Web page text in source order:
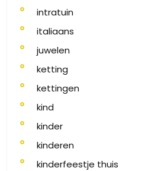
intratuin
italiaans
juwelen
ketting
kettingen
kind
kinder
kinderen
kinderfeestje thuis